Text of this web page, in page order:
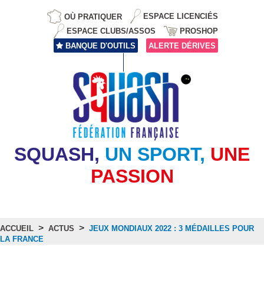
OÙ PRATIQUER
ESPACE LICENCIÉS
ESPACE CLUBS/ASSOS
PROSHOP
BANQUE D'OUTILS
ALERTE DÉRIVES
SQUASH, UN SPORT, UNE
PASSION
ACCUEIL > ACTUS > JEUX MONDIAUX 2022 : 3 MÉDAILLES POUR
LA FRANCE